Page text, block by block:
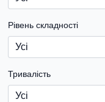
Рівень складності
Тривалість